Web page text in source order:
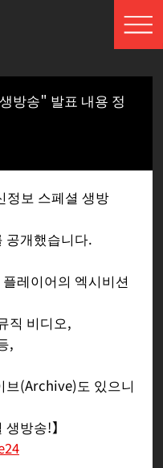
방송" 발표 내용 정
정보 스페셜 생방
공개했습니다.
레이어의 엑시비션
직 비디오,
,
브(Archive)도 있으니
방송!】